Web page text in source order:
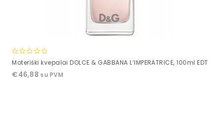
0
of
Moteriški kvepalai DOLCE & GABBANA L’IMPERATRICE, 100ml EDT
€46,88 su PVM